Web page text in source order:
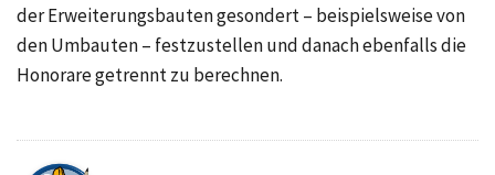
der Erweiterungsbauten gesondert – beispielsweise von
den Umbauten – festzustellen und danach ebenfalls die
Honorare getrennt zu berechnen.